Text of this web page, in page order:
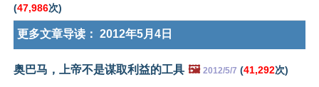
(47,986次)
更多文章导读： 2012年5月4日
奥巴马，上帝不是谋取利益的工具 🖼️ 2012/5/7 (41,292次)